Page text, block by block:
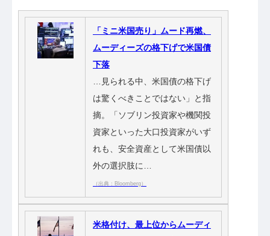
「ミニ米国売り」ムード再燃、
ムーディーズの格下げで米国債
下落
…見られる中、米国債の格下げ
は驚くべきことではない」と指
摘。「ソブリン投資家や機関投
資家といった大口投資家がいず
れも、安全資産として米国債以
外の選択肢に…
（出典：Bloomberg）
米格付け、最上位からムーディ